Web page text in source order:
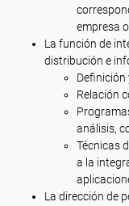
empresa
La función de
distribución e
Definición
Relación
análisis,
Técnicas
a la
La dirección de